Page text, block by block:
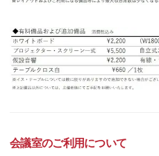
会議室のご利用について